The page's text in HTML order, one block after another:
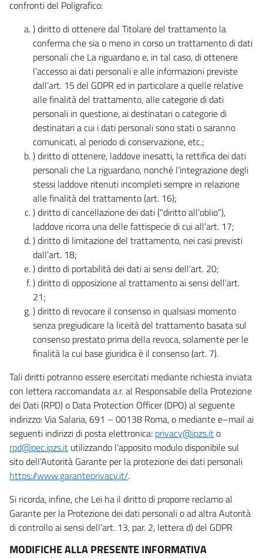
confronti del Poligrafico:
) diritto di ottenere dal Titolare del trattamento la
conferma che sia o meno in corso un trattamento di dati
personali che La riguardano e, in tal caso, di ottenere
l’accesso ai dati personali e alle informazioni previste
dall’art. 15 del GDPR ed in particolare a quelle relative
alle finalità del trattamento, alle categorie di dati
personali in questione, ai destinatari o categorie di
destinatari a cui i dati personali sono stati o saranno
comunicati, al periodo di conservazione, etc.;
) diritto di ottenere, laddove inesatti, la rettifica dei dati
personali che La riguardano, nonché l’integrazione degli
stessi laddove ritenuti incompleti sempre in relazione
alle finalità del trattamento (art. 16);
) diritto di cancellazione dei dati ("diritto all’oblio"),
laddove ricorra una delle fattispecie di cui all’art. 17;
) diritto di limitazione del trattamento, nei casi previsti
dall’art. 18;
) diritto di portabilità dei dati ai sensi dell’art. 20;
) diritto di opposizione al trattamento ai sensi dell’art.
21;
) diritto di revocare il consenso in qualsiasi momento
senza pregiudicare la liceità del trattamento basata sul
consenso prestato prima della revoca, solamente per le
finalità la cui base giuridica è il consenso (art. 7).
Tali diritti potranno essere esercitati mediante richiesta inviata
con lettera raccomandata a.r. al Responsabile della Protezione
dei Dati (RPD) o Data Protection Officer (DPO) al seguente
indirizzo: Via Salaria, 691 – 00138 Roma, o mediante e–mail ai
seguenti indirizzi di posta elettronica: privacy@ipzs.ito
rpd@pec.ipzs.it utilizzando l’apposito modulo disponibile sul
sito dell’Autorità Garante per la protezione dei dati personali
https://www.garanteprivacy.it/.
Si ricorda, infine, che Lei ha il diritto di proporre reclamo al
Garante per la Protezione dei dati personali o ad altra Autorità
di controllo ai sensi dell’art. 13, par. 2, lettera d) del GDPR
MODIFICHE ALLA PRESENTE INFORMATIVA